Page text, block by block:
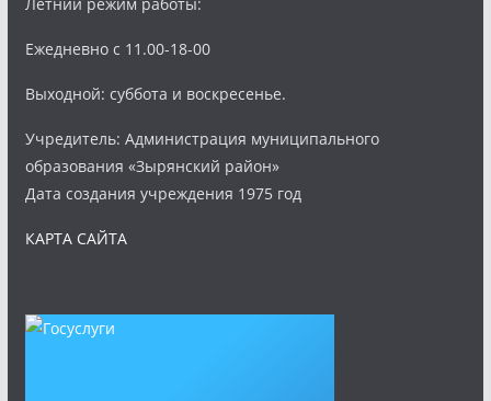
Ежедневно с 11.00-18-00
Выходной: суббота и воскресенье.
Учредитель: Администрация муниципального
образования «Зырянский район»
Дата создания учреждения 1975 год
КАРТА САЙТА